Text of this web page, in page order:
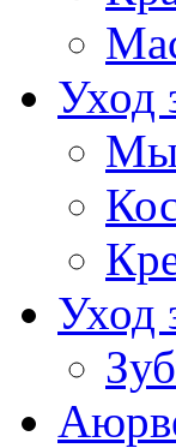
Уход
Уход